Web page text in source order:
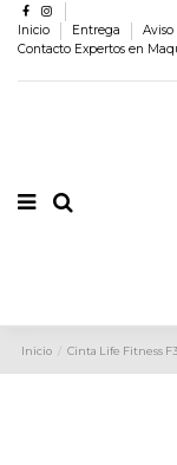
Inicio Entrega
Contacto Expertos en
Inicio Cinta Life Fitness